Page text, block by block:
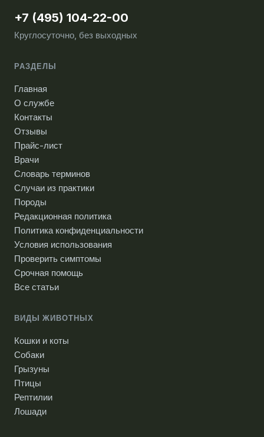
+7 (495) 104-22-00
Круглосуточно, без выходных
РАЗДЕЛЫ
Главная
О службе
Контакты
Отзывы
Прайс-лист
Врачи
Словарь терминов
Случаи из практики
Породы
Редакционная политика
Политика конфиденциальности
Условия использования
Проверить симптомы
Срочная помощь
Все статьи
ВИДЫ ЖИВОТНЫХ
Кошки и коты
Собаки
Грызуны
Птицы
Рептилии
Лошади